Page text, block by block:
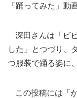
「踊ってみた」動
深田さんは「ビ
した」とつづり、
つ服装で踊る姿に
この投稿には「